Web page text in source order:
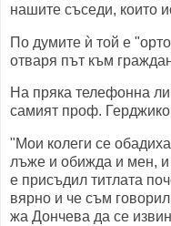
нашите съседи, които
По думите ѝ той е
отваря път към
На пряка телефонна
самият проф.
"Мои колеги се
лъже и обижда и мен,
е присъдил титлата
вярно и че съм
жа Дончева да се